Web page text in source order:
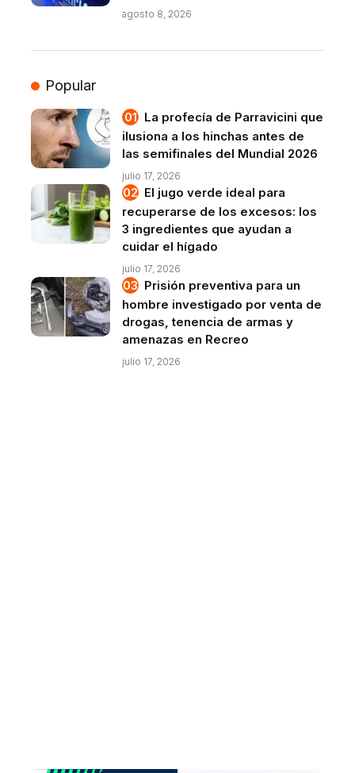
agosto 8, 2026
Popular
La profecía de Parravicini que
ilusiona a los hinchas antes de
las semifinales del Mundial 2026
julio 17, 2026
El jugo verde ideal para
recuperarse de los excesos: los
3 ingredientes que ayudan a
cuidar el hígado
julio 17, 2026
Prisión preventiva para un
hombre investigado por venta de
drogas, tenencia de armas y
amenazas en Recreo
julio 17, 2026